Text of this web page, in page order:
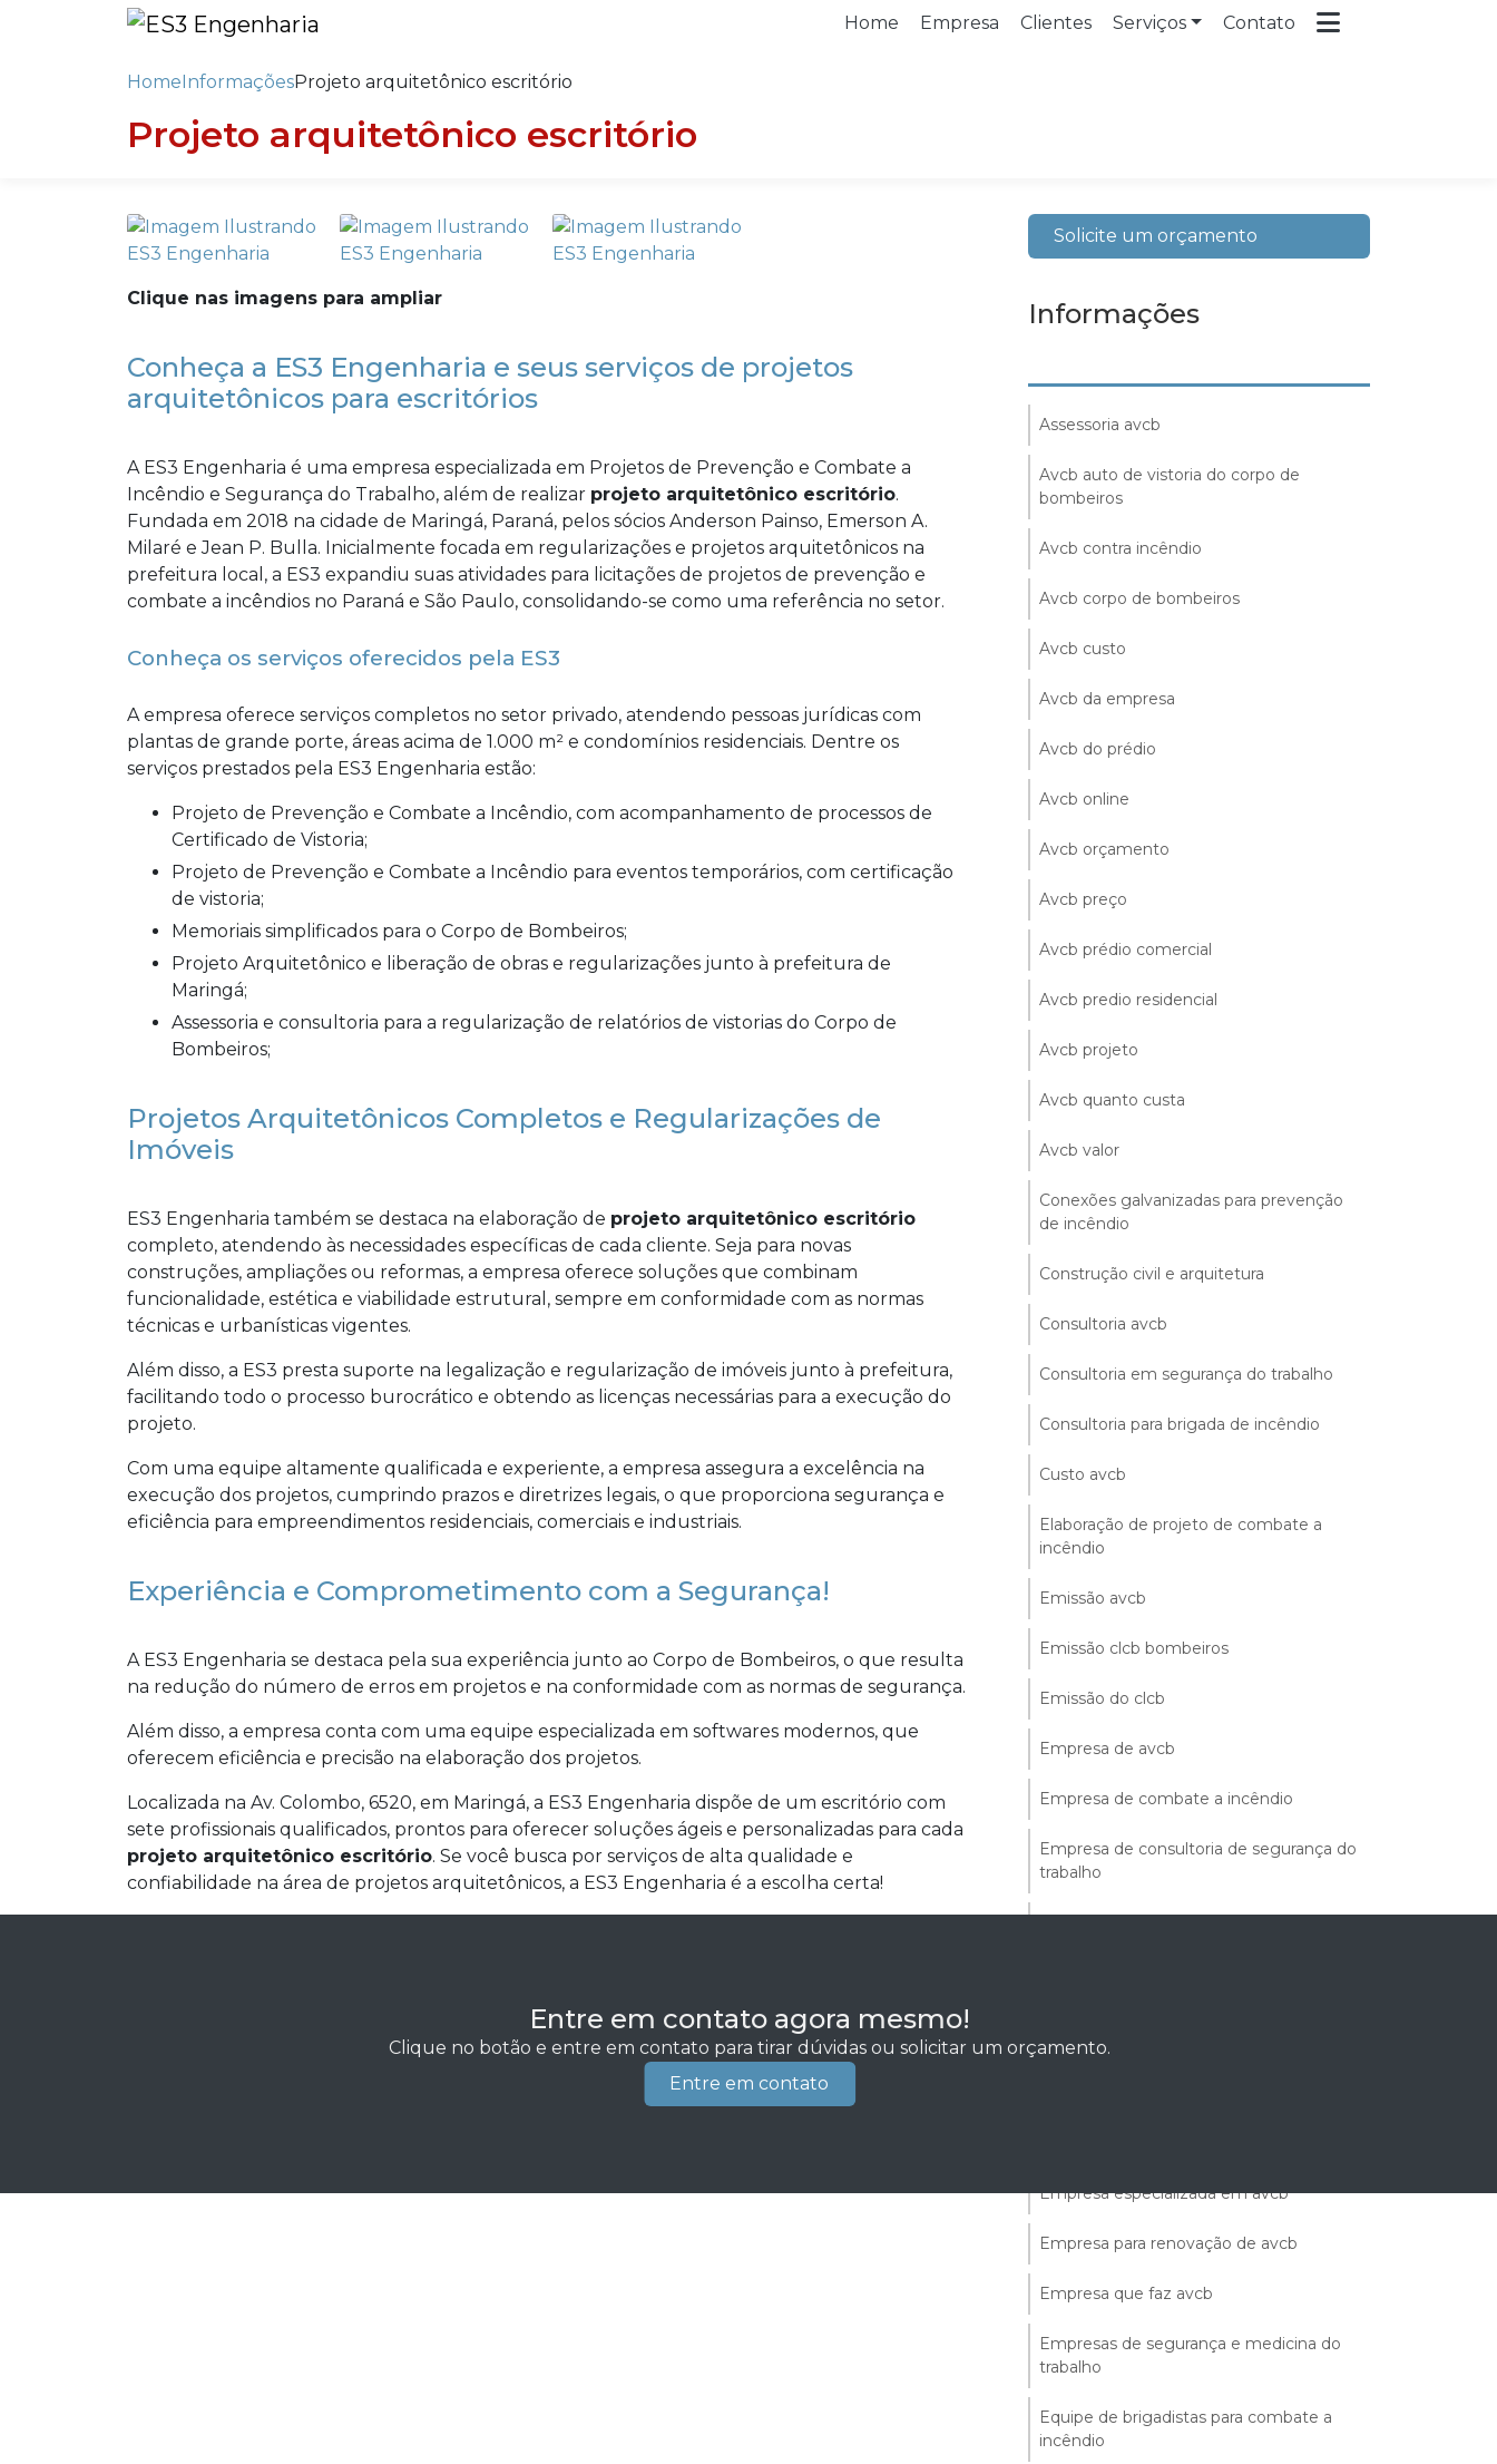
Home Empresa Clientes Serviços Contato
HomeInformaçõesProjeto arquitetônico escritório
Projeto arquitetônico escritório
Clique nas imagens para ampliar
Conheça a ES3 Engenharia e seus serviços de projetos
arquitetônicos para escritórios
A ES3 Engenharia é uma empresa especializada em Projetos de Prevenção e Combate a
Incêndio e Segurança do Trabalho, além de realizar projeto arquitetônico escritório.
Fundada em 2018 na cidade de Maringá, Paraná, pelos sócios Anderson Painso, Emerson A.
Milaré e Jean P. Bulla. Inicialmente focada em regularizações e projetos arquitetônicos na
prefeitura local, a ES3 expandiu suas atividades para licitações de projetos de prevenção e
combate a incêndios no Paraná e São Paulo, consolidando-se como uma referência no setor.
Conheça os serviços oferecidos pela ES3
A empresa oferece serviços completos no setor privado, atendendo pessoas jurídicas com
plantas de grande porte, áreas acima de 1.000 m² e condomínios residenciais. Dentre os
serviços prestados pela ES3 Engenharia estão:
Projeto de Prevenção e Combate a Incêndio, com acompanhamento de processos de
Certificado de Vistoria;
Projeto de Prevenção e Combate a Incêndio para eventos temporários, com certificação
de vistoria;
Memoriais simplificados para o Corpo de Bombeiros;
Projeto Arquitetônico e liberação de obras e regularizações junto à prefeitura de
Maringá;
Assessoria e consultoria para a regularização de relatórios de vistorias do Corpo de
Bombeiros;
Projetos Arquitetônicos Completos e Regularizações de
Imóveis
ES3 Engenharia também se destaca na elaboração de projeto arquitetônico escritório
completo, atendendo às necessidades específicas de cada cliente. Seja para novas
construções, ampliações ou reformas, a empresa oferece soluções que combinam
funcionalidade, estética e viabilidade estrutural, sempre em conformidade com as normas
técnicas e urbanísticas vigentes.
Além disso, a ES3 presta suporte na legalização e regularização de imóveis junto à prefeitura,
facilitando todo o processo burocrático e obtendo as licenças necessárias para a execução do
projeto.
Com uma equipe altamente qualificada e experiente, a empresa assegura a excelência na
execução dos projetos, cumprindo prazos e diretrizes legais, o que proporciona segurança e
eficiência para empreendimentos residenciais, comerciais e industriais.
Experiência e Comprometimento com a Segurança!
A ES3 Engenharia se destaca pela sua experiência junto ao Corpo de Bombeiros, o que resulta
na redução do número de erros em projetos e na conformidade com as normas de segurança.
Além disso, a empresa conta com uma equipe especializada em softwares modernos, que
oferecem eficiência e precisão na elaboração dos projetos.
Localizada na Av. Colombo, 6520, em Maringá, a ES3 Engenharia dispõe de um escritório com
sete profissionais qualificados, prontos para oferecer soluções ágeis e personalizadas para cada
projeto arquitetônico escritório. Se você busca por serviços de alta qualidade e
confiabilidade na área de projetos arquitetônicos, a ES3 Engenharia é a escolha certa!
Entre em contato agora mesmo!
Clique no botão e entre em contato para tirar dúvidas ou solicitar um orçamento.
Entre em contato
Solicite um orçamento
Informações
Assessoria avcb
Avcb auto de vistoria do corpo de
bombeiros
Avcb contra incêndio
Avcb corpo de bombeiros
Avcb custo
Avcb da empresa
Avcb do prédio
Avcb online
Avcb orçamento
Avcb preço
Avcb prédio comercial
Avcb predio residencial
Avcb projeto
Avcb quanto custa
Avcb valor
Conexões galvanizadas para prevenção
de incêndio
Construção civil e arquitetura
Consultoria avcb
Consultoria em segurança do trabalho
Consultoria para brigada de incêndio
Custo avcb
Elaboração de projeto de combate a
incêndio
Emissão avcb
Emissão clcb bombeiros
Emissão do clcb
Empresa de avcb
Empresa de combate a incêndio
Empresa de consultoria de segurança do
trabalho
Empresa de projeto de combate a
Empresa especializada em avcb
Empresa para renovação de avcb
Empresa que faz avcb
Empresas de segurança e medicina do
trabalho
Equipe de brigadistas para combate a
incêndio